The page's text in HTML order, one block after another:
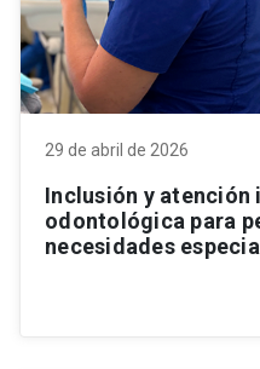
29 de abril de 2026
Inclusión y atención
odontológica para
necesidades